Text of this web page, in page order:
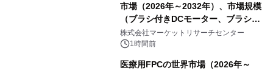
市場（2026年～2032年）、市場規模
（ブラシ付きDCモーター、ブラシレ
スDCモーター）・分析レポートを発
表
株式会社マーケットリサーチセンター
1時間前
医療用FPCの世界市場（2026年～